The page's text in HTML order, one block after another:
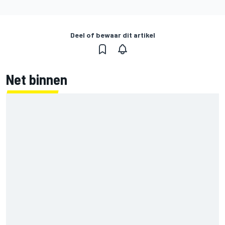
Deel of bewaar dit artikel
Net binnen